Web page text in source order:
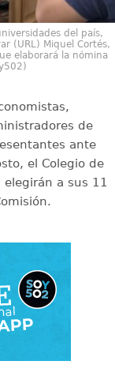
del país,
(URL) Miquel Cortés,
elaborará la nómina
de
ante
el Colegio de
elegirán a sus 11